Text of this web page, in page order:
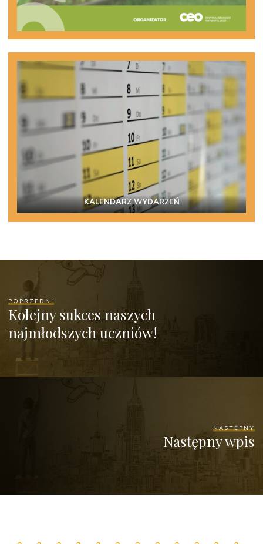
KALENDARZ WYDARZEŃ
POPRZEDNI
Kolejny sukces naszych
najmłodszych uczniów!
NASTĘPNY
Następny wpis